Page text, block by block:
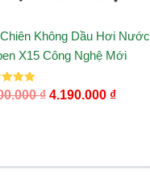
Không Dầu Hơi Nước
X15 Công Nghệ Mới
xếp
₫ 4.190.000 ₫